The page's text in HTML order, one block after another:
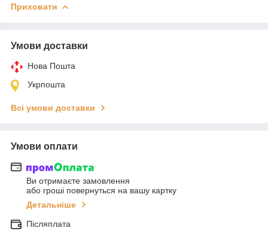
Приховати
Умови доставки
Нова Пошта
Укрпошта
Всі умови доставки
Умови оплати
Ви отримаєте замовлення
або гроші повернуться на вашу картку
Детальніше
Післяплата